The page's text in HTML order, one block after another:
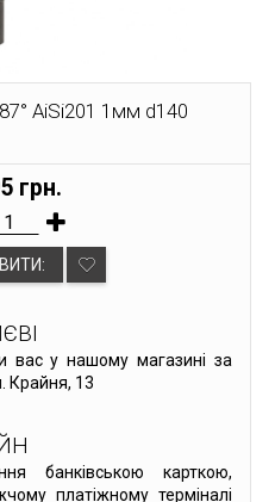
AiSi201 1мм d140
грн.
вас у нашому магазині за
Крайня, 13
банківською карткою,
платіжному терміналі